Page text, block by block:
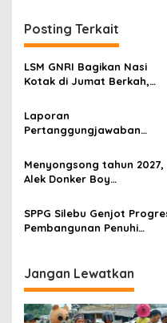
Posting Terkait
LSM GNRI Bagikan Nasi
Kotak di Jumat Berkah,
Laporan
Pertanggungjawaban
Panitia Milad KKPMP ke-15
Resmi Ditutup
Menyongsong tahun 2027,
Alek Donker Boy
SerangPost.com, mengajak
seluruh jajaran untuk terus
meningkatkan
menjalankan tugas
jurnalistik
SPPG Silebu Genjot
Pembangunan Penuhi
Jangan Lewatkan